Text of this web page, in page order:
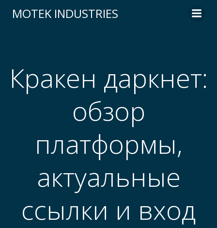
to
MOTEK INDUSTRIES
Кракен даркнет:
обзор
платформы,
актуальные
ссылки и вход